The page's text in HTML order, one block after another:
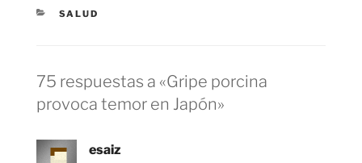
CATEGORÍAS
SALUD
75 respuestas a «Gripe porcina
provoca temor en Japón»
esaiz